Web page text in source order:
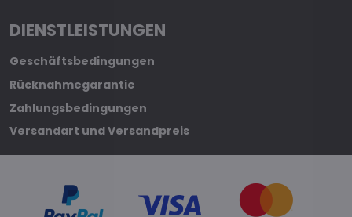
DIENSTLEISTUNGEN
Geschäftsbedingungen
Rücknahmegarantie
Zahlungsbedingungen
Versandart und Versandpreis